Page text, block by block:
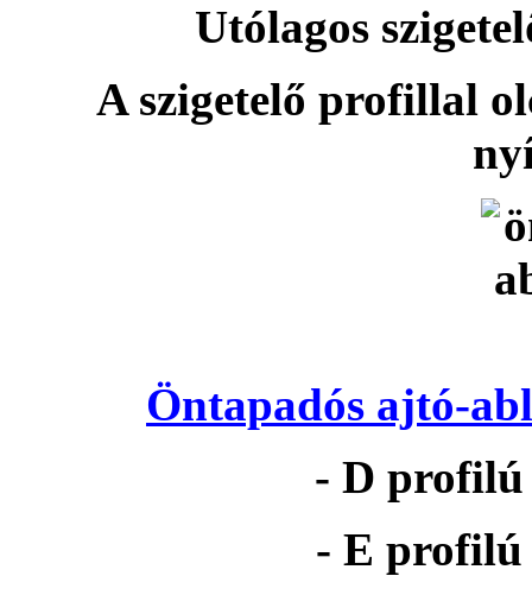
Utólagos
A szigetelő profillal
Öntapadós ajtó-
- D profilú
- E profilú